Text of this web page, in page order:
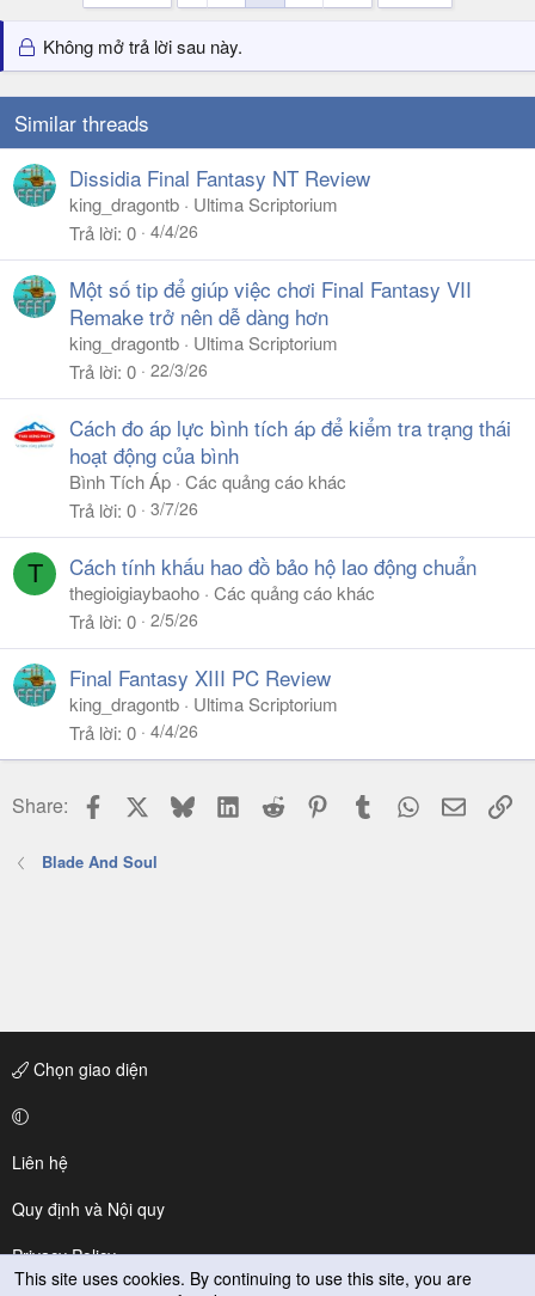
Không mở trả lời sau này.
Similar threads
Dissidia Final Fantasy NT Review
king_dragontb
Ultima Scriptorium
Trả lời 0 4/4/26
Một số tip để giúp việc chơi Final Fantasy VII
Remake trở nên dễ dàng hơn
king_dragontb
Ultima Scriptorium
Trả lời 0 22/3/26
Cách đo áp lực bình tích áp để kiểm tra trạng thái
hoạt động của bình
Bình Tích Áp Các quảng cáo khác
Trả lời 0 3/7/26
T Cách tính khấu hao đồ bảo hộ lao động chuẩn
thegioigiaybaoho Các quảng cáo khác
Trả lời 0 2/5/26
Final Fantasy XIII PC Review
king_dragontb
Ultima Scriptorium
Trả lời 0 4/4/26
Share: Facebook BlueskyLinkedIn
Reddit PinterestTumblr WhatsApp
Email
Blade And Soul
Chọn giao diện
Liên hệ
Quy định và Nội quy
Privacy Policy
This site uses cookies. By continuing to use this site, you are